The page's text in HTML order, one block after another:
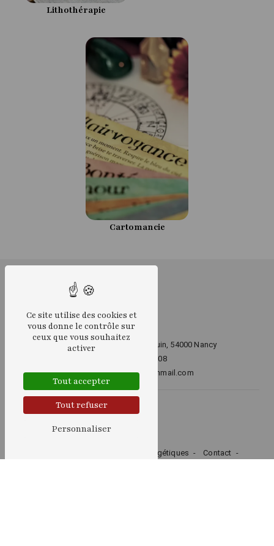
Lithothérapie
Cartomancie
16 Avenue du Maréchal Juin, 54000 Nancy
06 26 84 50 08
sylviaernst@protonmail.com
Plan du site
Soins énergétiques Contact
Ce site utilise des cookies et
vous donne le contrôle sur
ceux que vous souhaitez
activer
Tout accepter
Tout refuser
Personnaliser